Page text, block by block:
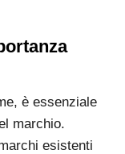
è essenziale
marchio.
esistenti